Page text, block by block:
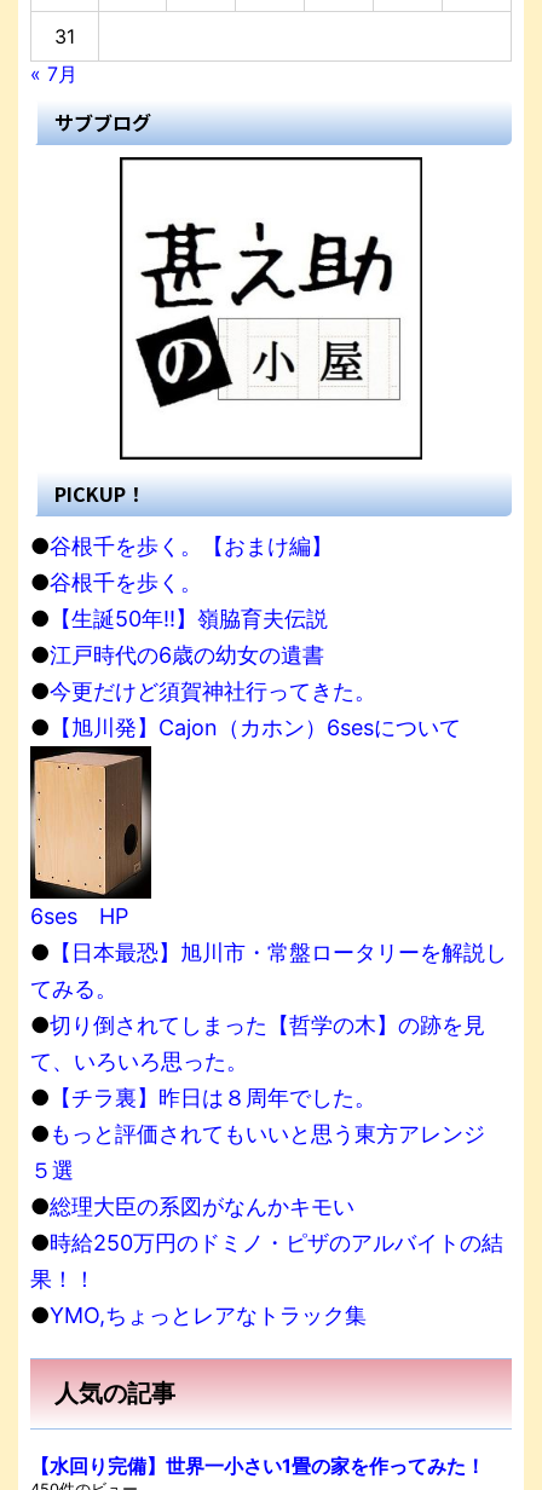
31
« 7月
サブブログ
PICKUP！
●谷根千を歩く。【おまけ編】
●谷根千を歩く。
● 【生誕50年!!】嶺脇育夫伝説
●江戸時代の6歳の幼女の遺書
●今更だけど須賀神社行ってきた。
● 【旭川発】Cajon（カホン）6sesについて
6ses HP
● 【日本最恐】旭川市・常盤ロータリーを解説し
てみる。
●切り倒されてしまった【哲学の木】の跡を見
て、いろいろ思った。
● 【チラ裏】昨日は８周年でした。
●もっと評価されてもいいと思う東方アレンジ
５選
●総理大臣の系図がなんかキモい
●時給250万円のドミノ・ピザのアルバイトの結
果！！
●YMO,ちょっとレアなトラック集
人気の記事
【水回り完備】世界一小さい1畳の家を作ってみた！